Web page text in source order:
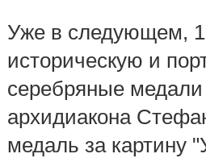
Уже в следующем,
историческую и
серебряные медали
архидиакона
медаль за картину